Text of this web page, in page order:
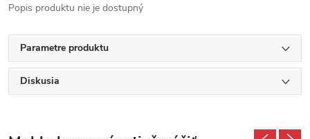
Popis produktu nie je dostupný
Parametre produktu
Diskusia